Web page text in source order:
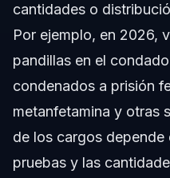
cantidades o
Por ejemplo, en 2026,
pandillas en el
condenados a prisión
metanfetamina y otras
de los cargos depende
pruebas y las